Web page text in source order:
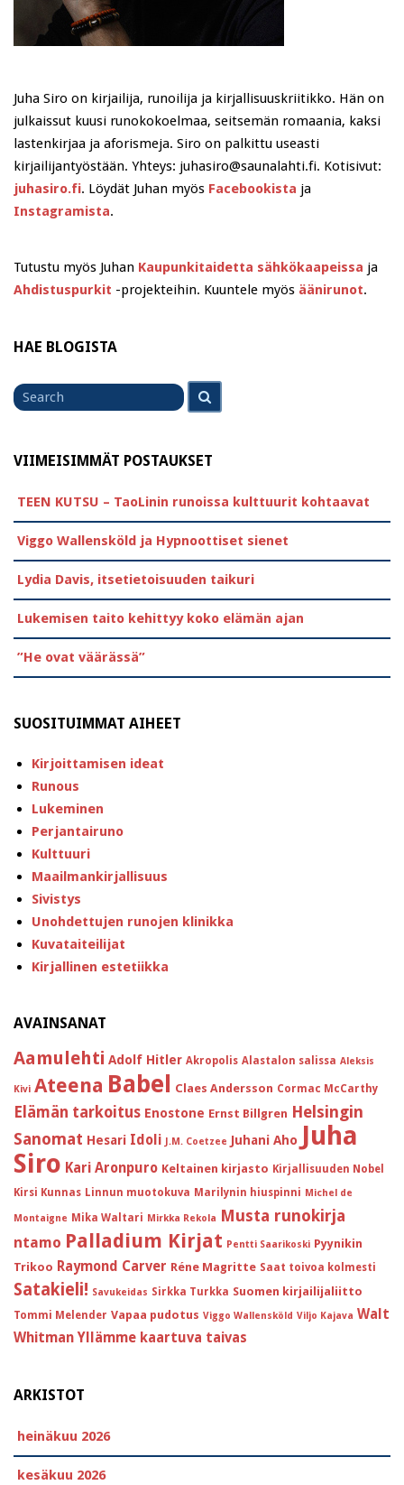
Juha Siro on kirjailija, runoilija ja kirjallisuuskriitikko. Hän on
julkaissut kuusi runokokoelmaa, seitsemän romaania, kaksi
lastenkirjaa ja aforismeja. Siro on palkittu useasti
kirjailijantyöstään. Yhteys: juhasiro@saunalahti.fi. Kotisivut:
juhasiro.fi. Löydät Juhan myös Facebookista ja
Instagramista.
Tutustu myös Juhan Kaupunkitaidetta sähkökaapeissa ja
Ahdistuspurkit -projekteihin. Kuuntele myös äänirunot.
HAE BLOGISTA
Search
for
VIIMEISIMMÄT POSTAUKSET
TEEN KUTSU – TaoLinin runoissa kulttuurit kohtaavat
Viggo Wallensköld ja Hypnoottiset sienet
Lydia Davis, itsetietoisuuden taikuri
Lukemisen taito kehittyy koko elämän ajan
”He ovat väärässä”
SUOSITUIMMAT AIHEET
Kirjoittamisen ideat
Runous
Lukeminen
Perjantairuno
Kulttuuri
Maailmankirjallisuus
Sivistys
Unohdettujen runojen klinikka
Kuvataiteilijat
Kirjallinen estetiikka
AVAINSANAT
Aamulehti Adolf Hitler Akropolis Alastalon salissa Aleksis
Kivi Ateena Babel Claes Andersson Cormac McCarthy
Elämän tarkoitus Enostone Ernst Billgren Helsingin
Sanomat Hesari Idoli J.M. Coetzee Juhani Aho Juha
Siro Kari Aronpuro Keltainen kirjasto Kirjallisuuden Nobel
Kirsi Kunnas Linnun muotokuva Marilynin hiuspinni Michel de
Montaigne Mika Waltari Mirkka Rekola Musta runokirja
ntamo Palladium Kirjat Pentti Saarikoski Pyynikin
Trikoo Raymond Carver Réne Magritte Saat toivoa kolmesti
Satakieli! Savukeidas Sirkka Turkka Suomen kirjailijaliitto
Tommi Melender Vapaa pudotus Viggo Wallensköld Viljo Kajava Walt
Whitman Yllämme kaartuva taivas
ARKISTOT
heinäkuu 2026
kesäkuu 2026